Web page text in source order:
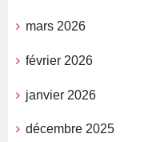
mars 2026
février 2026
janvier 2026
décembre 2025